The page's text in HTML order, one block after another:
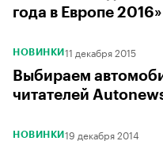
года в Европе 2016»
НОВИНКИ 11 декабря 2015
Выбираем
читателей
НОВИНКИ 19 декабря 2014